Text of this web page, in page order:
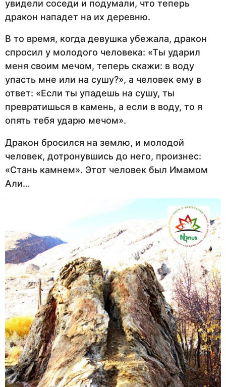
увидели соседи и подумали, что теперь
дракон нападет на их деревню.
В то время, когда девушка убежала, дракон
спросил у молодого человека: «Ты ударил
меня своим мечом, теперь скажи: в воду
упасть мне или на сушу?», а человек ему в
ответ: «Если ты упадешь на сушу, ты
превратишься в камень, а если в воду, то я
опять тебя ударю мечом».
Дракон бросился на землю, и молодой
человек, дотронувшись до него, произнес:
«Стань камнем». Этот человек был Имамом
Али…